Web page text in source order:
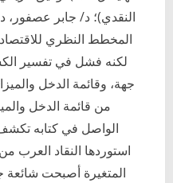
المخطط النظري
لكنه فشل في تفسير
جهة، وقائمة الدخل
من قائمة الدخل
الواصل في كتابه تكشف
استوردها النقاد العرب
المتغيرة أصبحت شائعة